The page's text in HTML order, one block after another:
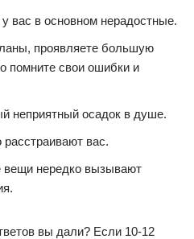
вас в основном нерадостные.
проявляете большую
помните свои ошибки и
неприятный осадок в душе.
вас.
вещи нередко вызывают
вы дали? Если 10-12